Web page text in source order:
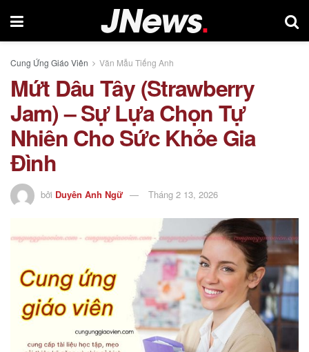
Cung Ứng Giáo Viên Văn Mẫu Tiếng Anh
Mứt Dâu Tây (Strawberry
Jam) – Sự Lựa Chọn Tự
Nhiên Cho Sức Khỏe Gia
Đình
bởi Duyên Anh Ngữ Tháng 2 13, 2026